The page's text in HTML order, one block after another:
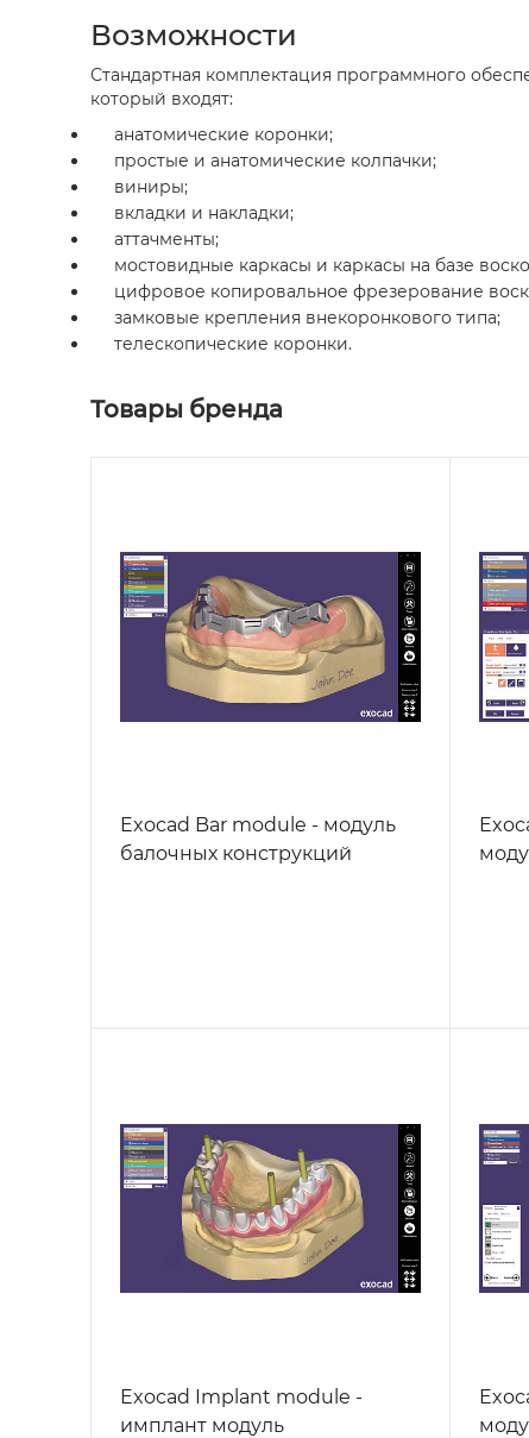
Возможности
Стандартная комплектация программного
который входят:
анатомические коронки;
простые и анатомические колпачки;
виниры;
вкладки и накладки;
аттачменты;
мостовидные каркасы и каркасы на базе
цифровое копировальное фрезерование
замковые крепления внекоронкового типа;
телескопические коронки.
Товары бренда
Exocad Bar module - модуль
балочных конструкций
Exocad Implant module -
имплант модуль